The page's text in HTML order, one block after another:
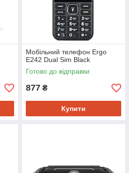
Мобiльний телефон Ergo
E242 Dual Sim Black
Готово до відправки
877 ₴
Купити